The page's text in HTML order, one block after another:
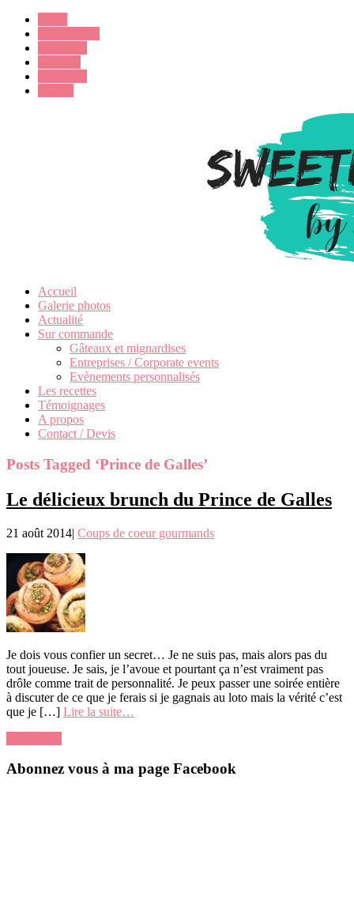
Accueil
Galerie photos
Actualité
Sur commande
Gâteaux et mignardises
Entreprises / Corporate events
Evènements personnalisés
Les recettes
Témoignages
A propos
Contact / Devis
Posts Tagged ‘Prince de Galles’
Le délicieux brunch du Prince de Galles
21 août 2014| Coups de coeur gourmands
Je dois vous confier un secret… Je ne suis pas, mais alors pas du
tout joueuse. Je sais, je l’avoue et pourtant ça n’est vraiment pas
drôle comme trait de personnalité. Je peux passer une soirée entière
à discuter de ce que je ferais si je gagnais au loto mais la vérité c’est
que je […] Lire la suite…
Abonnez vous à ma page Facebook